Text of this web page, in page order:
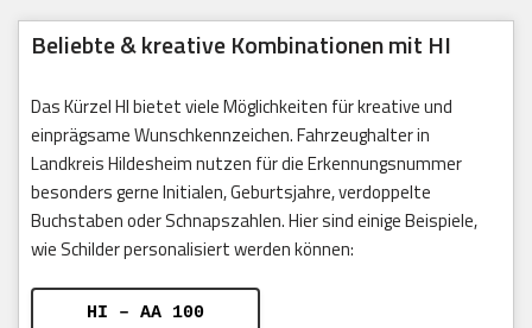
Beliebte & kreative Kombinationen mit HI
Das Kürzel HI bietet viele Möglichkeiten für kreative und
einprägsame Wunschkennzeichen. Fahrzeughalter in
Landkreis Hildesheim nutzen für die Erkennungsnummer
besonders gerne Initialen, Geburtsjahre, verdoppelte
Buchstaben oder Schnapszahlen. Hier sind einige Beispiele,
wie Schilder personalisiert werden können:
HI – AA 100